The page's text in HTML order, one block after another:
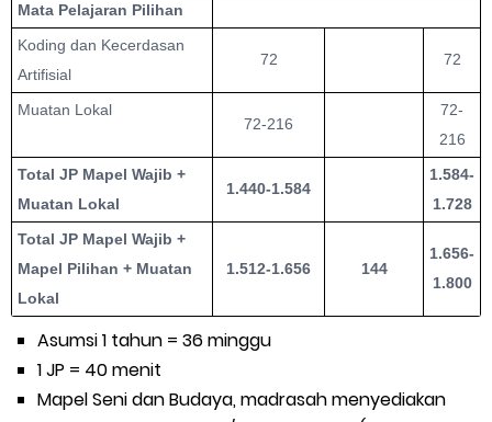
Mata Pelajaran Pilihan
Koding dan Kecerdasan
Artifisial
72 72
Muatan Lokal
72-216
72-
216
Total JP Mapel Wajib +
Muatan Lokal
1.440-1.584
1.584-
1.728
Total JP Mapel Wajib +
Mapel Pilihan + Muatan
Lokal
1.512-1.656 144
1.656-
1.800
Asumsi 1 tahun = 36 minggu
1 JP = 40 menit
Mapel Seni dan Budaya, madrasah menyediakan